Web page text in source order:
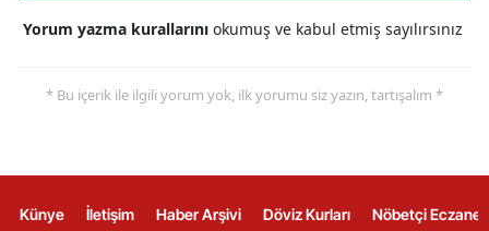
Yorum yazma kurallarını okumuş ve kabul etmiş sayılırsınız
* Bu içerik ile ilgili yorum yok, ilk yorumu siz yazın, tartışalım *
Künye İletişim Haber Arşivi Döviz Kurları Nöbetçi